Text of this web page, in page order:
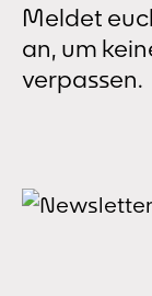
Meldet
an, um
verpassen.